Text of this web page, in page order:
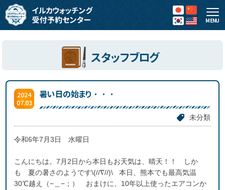
MENU
スタッフブログ
2024
07.03
暑い日の始まり・・・
未分類
令和6年7月3日 水曜日
こんにちは。7月2日から本日もお天気は、晴天！！ しか
も 夏の暑さのようです\(//∇//)\ 本日、熊本でも最高気温
30℃越え（−＿−；） おまけに、10年以上使ったエアコンか